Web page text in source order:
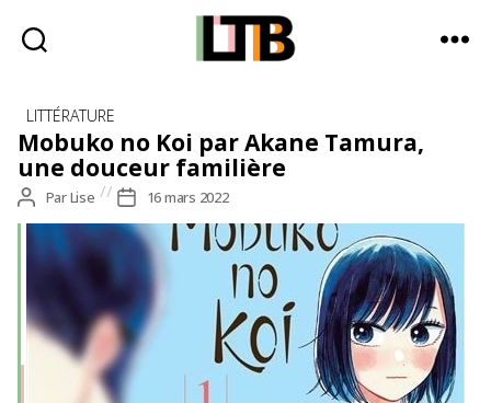
Bag
-
Média
quotidienne
Catégories
LITTÉRATURE
Mobuko no Koi par Akane Tamura,
une douceur familière
Auteur
de
l’article
ParLise
Date
de
l’article
16 mars 2022